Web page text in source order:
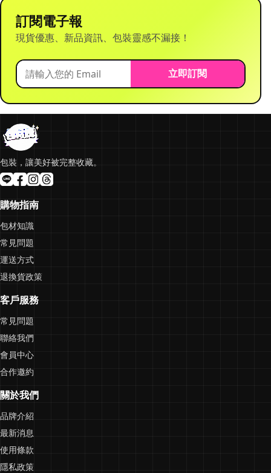
訂閱電子報
現貨優惠、新品資訊、包裝靈感不漏接！
立即訂閱
包裝，讓美好被完整收藏。
購物指南
包材知識
常見問題
運送方式
退換貨政策
客戶服務
常見問題
聯絡我們
會員中心
合作邀約
關於我們
品牌介紹
最新消息
使用條款
隱私政策